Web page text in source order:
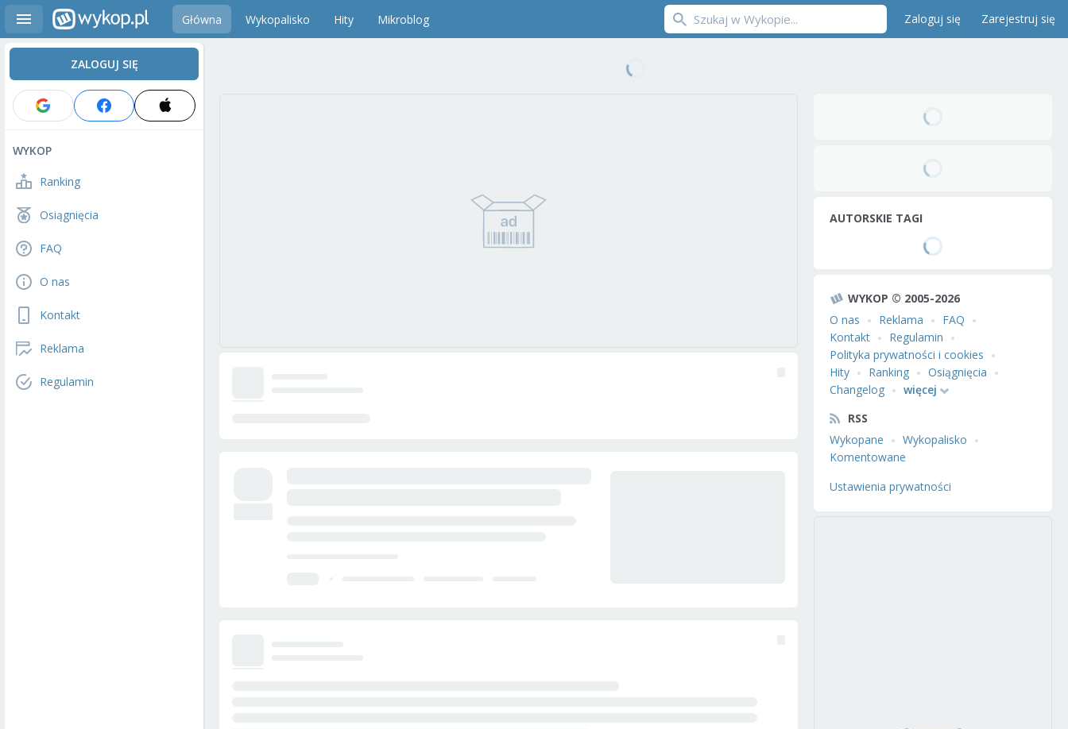
Główna Wykopalisko Hity Mikroblog Zaloguj się Zarejestruj się
ZALOGUJ SIĘ
WYKOP
Ranking
Osiągnięcia
FAQ
O nas
Kontakt
Reklama
Regulamin
AUTORSKIE TAGI
WYKOP © 2005-2026
O nas
Reklama
FAQ
Kontakt
Regulamin
Polityka prywatności i cookies
Hity
Ranking
Osiągnięcia
Changelog
więcej
RSS
Wykopane
Wykopalisko
Komentowane
Ustawienia prywatności